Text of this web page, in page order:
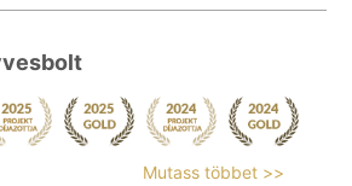
Mutass többet >>